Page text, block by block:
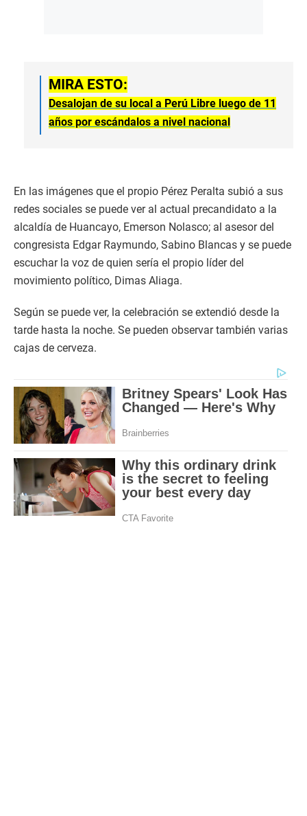
MIRA ESTO:
Desalojan de su local a Perú Libre luego de 11
años por escándalos a nivel nacional
En las imágenes que el propio Pérez Peralta subió a sus
redes sociales se puede ver al actual precandidato a la
alcaldía de Huancayo, Emerson Nolasco; al asesor del
congresista Edgar Raymundo, Sabino Blancas y se puede
escuchar la voz de quien sería el propio líder del
movimiento político, Dimas Aliaga.
Según se puede ver, la celebración se extendió desde la
tarde hasta la noche. Se pueden observar también varias
cajas de cerveza.